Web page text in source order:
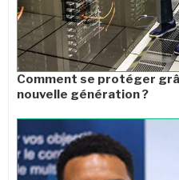
Comment se protéger
nouvelle génération ?